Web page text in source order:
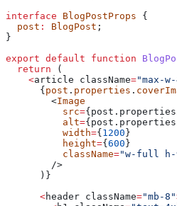
interface BlogPostProps {
  post
: BlogPost ;
}
export default function
  return
(
    <
article className="max-
      {
post . properties .
        <
Image
          src
=
          alt
=
          width
={ 1200 }
          height
={ 600 }
          className
="w-full h-
        />
      )}
      <
header className="mb-8"